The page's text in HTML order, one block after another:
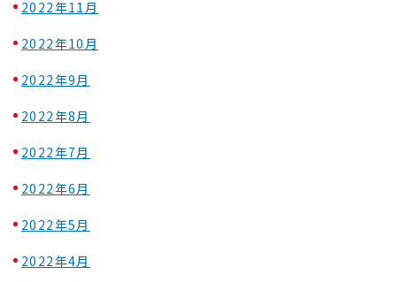
2022年11月
2022年10月
2022年9月
2022年8月
2022年7月
2022年6月
2022年5月
2022年4月